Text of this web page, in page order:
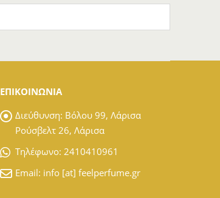
ΕΠΙΚΟΙΝΩΝΙΑ
Διεύθυνση: Βόλου 99, Λάρισα
Ρούσβελτ 26, Λάρισα
Tηλέφωνο: 2410410961
Email: info [at] feelperfume.gr